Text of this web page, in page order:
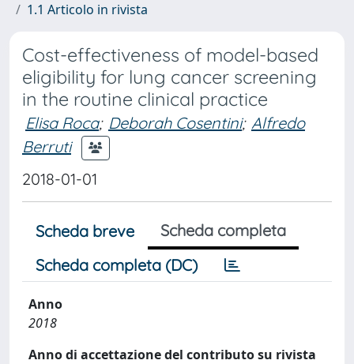
1.1 Articolo in rivista
Cost-effectiveness of model-based
eligibility for lung cancer screening
in the routine clinical practice
Elisa Roca; Deborah Cosentini; Alfredo
Berruti
2018-01-01
Scheda breve
Scheda completa
Scheda completa (DC)
Anno
2018
Anno di accettazione del contributo su rivista